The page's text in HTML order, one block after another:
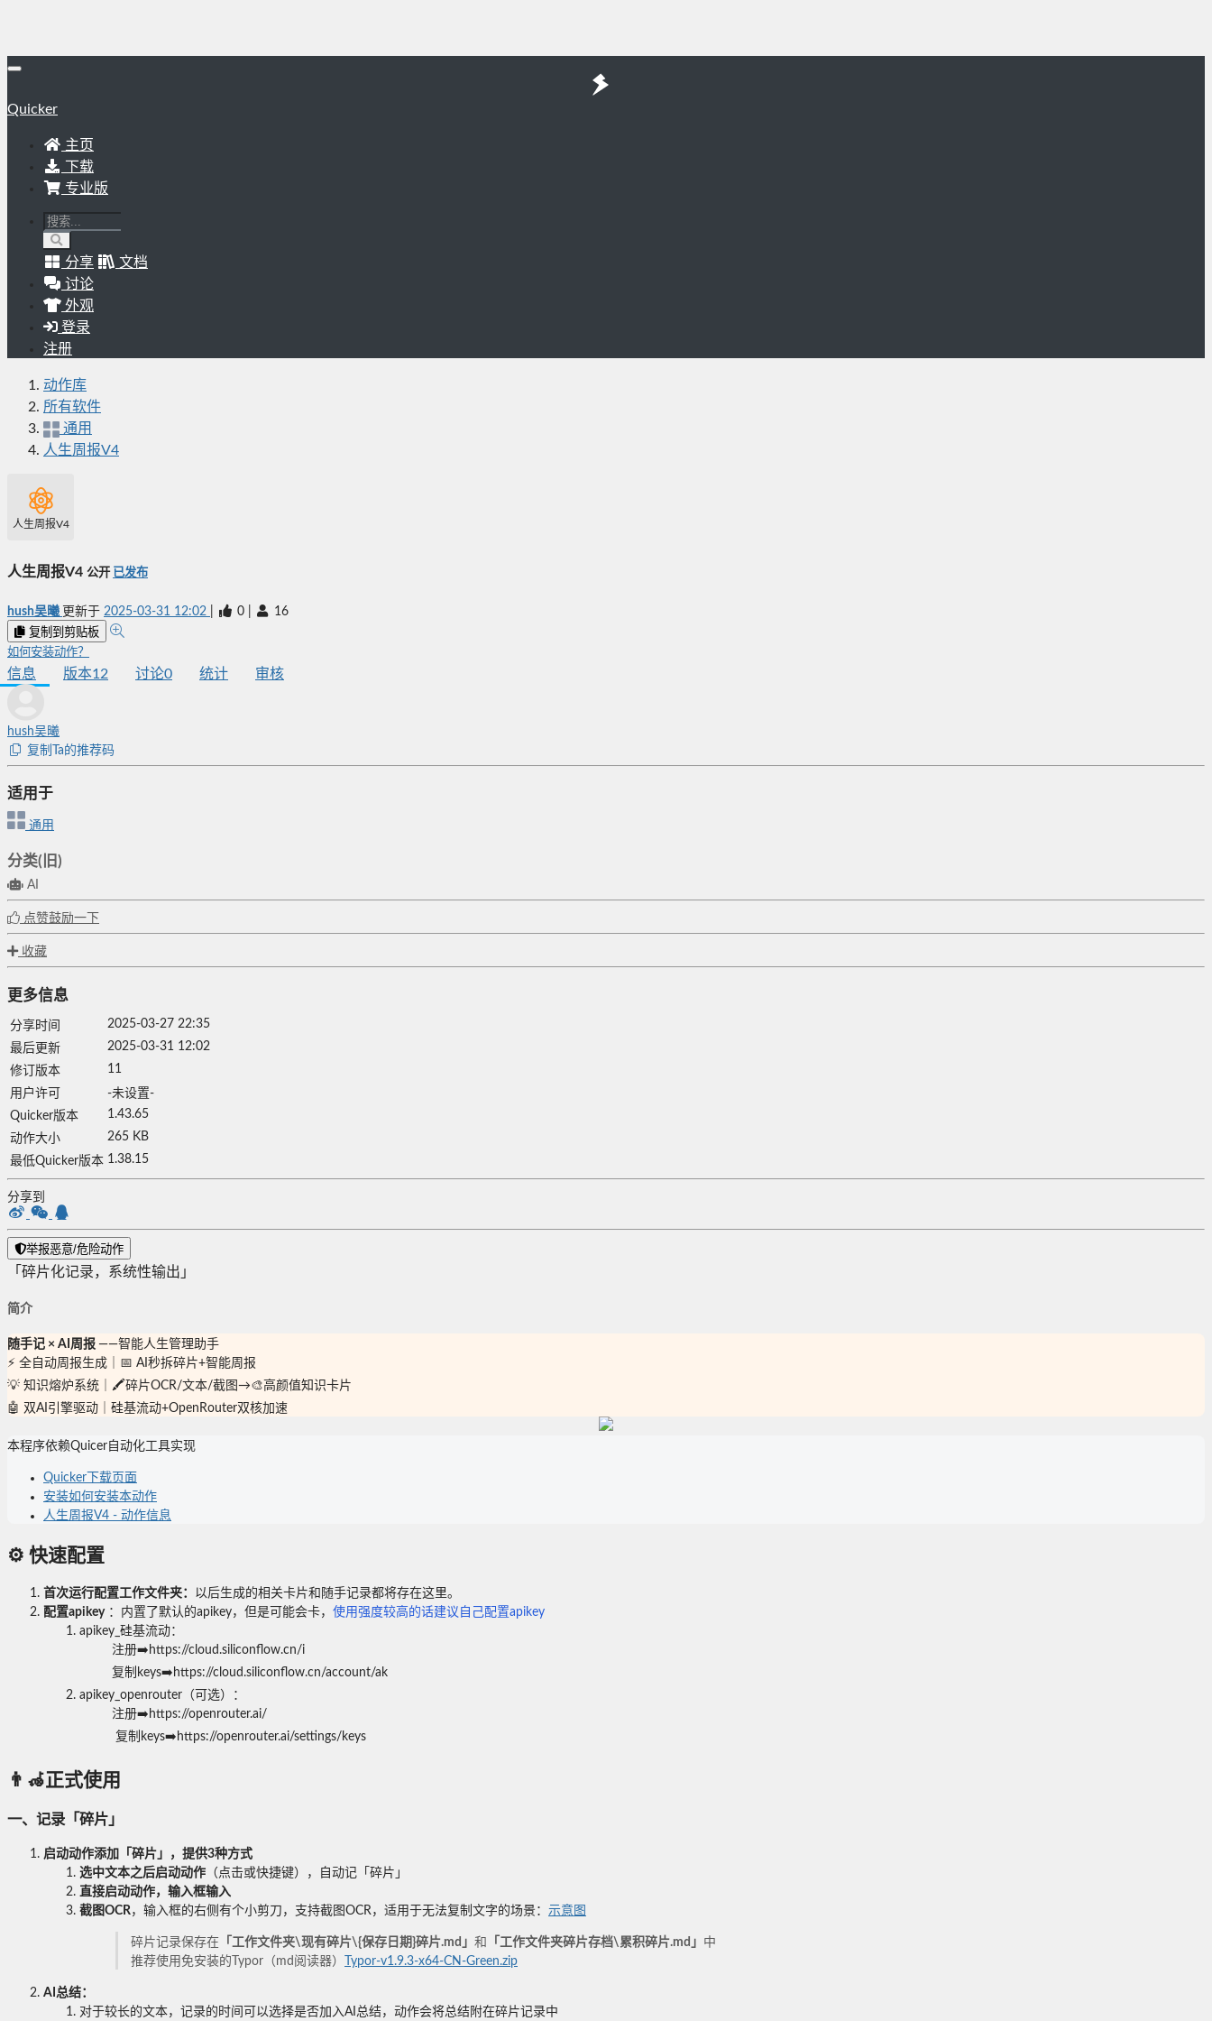
Quicker
主页
下载
专业版
分享
文档
讨论
外观
登录
注册
动作库
所有软件
通用
人生周报V4
人生周报V4
人生周报V4 公开 已发布
hush吴曦 更新于 2025-03-31 12:02 0 16
复制到剪贴板
如何安装动作？
信息 版本12 讨论0 统计 审核
hush吴曦
复制Ta的推荐码
适用于
通用
分类(旧)
AI
点赞鼓励一下
收藏
更多信息
分享时间
2025-03-27 22:35
最后更新
2025-03-31 12:02
修订版本
11
用户许可
-未设置-
Quicker版本
1.43.65
动作大小
265 KB
最低Quicker版本 1.38.15
分享到
举报恶意/危险动作
「碎片化记录，系统性输出」
简介
随手记 × AI周报 ——智能人生管理助手
⚡️ 全自动周报生成｜📅 AI秒拆碎片+智能周报
💡 知识熔炉系统｜🖍️碎片OCR/文本/截图→🎨高颜值知识卡片
🤖 双AI引擎驱动｜硅基流动+OpenRouter双核加速
本程序依赖Quicer自动化工具实现
Quicker下载页面
安装如何安装本动作
人生周报V4 - 动作信息
⚙️ 快速配置
首次运行配置工作文件夹： 以后生成的相关卡片和随手记录都将存在这里。
配置apikey：内置了默认的apikey，但是可能会卡， 使用强度较高的话建议自己配置apikey
apikey_硅基流动：
注册➡️https://cloud.siliconflow.cn/i
复制keys➡️https://cloud.siliconflow.cn/account/ak
apikey_openrouter（可选）：
注册➡️https://openrouter.ai/
复制keys➡️https://openrouter.ai/settings/keys
👨🦽正式使用
一、 记录「碎片」
启动动作添加「碎片」，提供3种方式
选中文本之后启动动作 （点击或快捷键），自动记「碎片」
直接启动动作，输入框输入
截图OCR，输入框的右侧有个小剪刀，支持截图OCR，适用于无法复制文字的场景： 示意图
碎片记录保存在 「工作文件夹\现有碎片\{保存日期}碎片.md」 和 「工作文件夹碎片存档\累积碎片.md」 中
推荐使用免安装的Typor（md阅读器）
Typor-v1.9.3-x64-CN-Green.zip
AI总结：
对于较长的文本，记录的时间可以选择是否加入AI总结，动作会将总结附在碎片记录中